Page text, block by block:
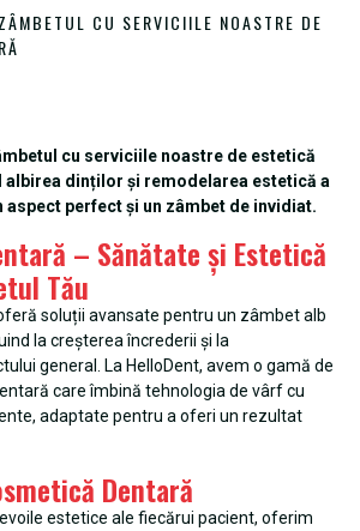
CU SERVICIILE NOASTRE DE
cu serviciile noastre de estetică
albirea dinților și remodelarea estetică a
aspect perfect și un zâmbet de invidiat.
– Sănătate și Estetică
Tău
soluții avansate pentru un zâmbet alb
la creșterea încrederii și la
general. La HelloDent, avem o gamă de
care îmbină tehnologia de vârf cu
adaptate pentru a oferi un rezultat
Dentară
estetice ale fiecărui pacient, oferim